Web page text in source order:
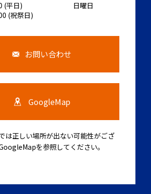
(平日)
(祝祭日)
日曜日
お問い合わせ
GoogleMap
は正しい場所が出ない可能性がござ
を参照してください。